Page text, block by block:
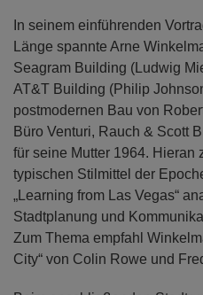
In seinem einführenden
Länge spannte Arne
Seagram Building (Ludwig
AT&T Building (Philip
postmodernen Bau von
Büro Venturi, Rauch & Scott
für seine Mutter 1964. Hieran
typischen Stilmittel der
„Learning from Las Vegas“
Stadtplanung und
Zum Thema empfahl
City“ von Colin Rowe und